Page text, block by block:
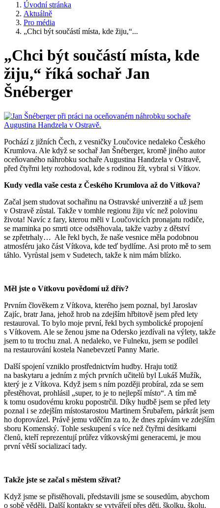
Úvodní stránka
Aktuálně
Pro média
„Chci být součástí místa, kde žiju,“...
„Chci být součástí místa, kde
žiju,“ říká sochař Jan
Šnéberger
Pochází z jižních Čech, z vesničky Loučovice nedaleko Českého
Krumlova. Ale když se sochař Jan Šnéberger, kromě jiného autor
oceňovaného náhrobku sochaře Augustina Handzela v Ostravě,
před čtyřmi lety rozhodoval, kde s rodinou žít, vybral si Vítkov.
Kudy vedla vaše cesta z Českého Krumlova až do Vítkova?
Začal jsem studovat sochařinu na Ostravské univerzitě a už jsem
v Ostravě zůstal. Takže v tomhle regionu žiju víc než polovinu
života! Navíc z fary, kterou měli v Loučovicích pronajatu rodiče,
se maminka po smrti otce odstěhovala, takže vazby z dětství
se zpřetrhaly… Ale řekl bych, že naše vesnice měla podobnou
atmosféru jako část Vítkova, kde teď bydlíme. Asi proto mě to sem
táhlo. Vyrůstal jsem v Sudetech, takže k nim mám blízko.
Měl jste o Vítkovu povědomí už dřív?
Prvním člověkem z Vítkova, kterého jsem poznal, byl Jaroslav
Zajíc, bratr Jana, jehož hrob na zdejším hřbitově jsem před lety
restauroval. To bylo moje první, řekl bych symbolické propojení
s Vítkovem. Ale se ženou jsme na Odersko jezdívali na výlety, takže
jsem to tu trochu znal. A nedaleko, ve Fulneku, jsem se podílel
na restaurování kostela Nanebevzetí Panny Marie.
Další spojení vzniklo prostřednictvím hudby. Hraju totiž
na baskytaru a jedním z mých prvních učitelů byl Lukáš Mužík,
který je z Vítkova. Když jsem s ním později probíral, zda se sem
přestěhovat, prohlásil „super, to je to nejlepší místo“. A tím mě
k tomu osudovému kroku popostrčil. Díky hudbě jsem se před lety
poznal i se zdejším místostarostou Martinem Šrubařem, párkrát jsem
ho doprovázel. Právě jemu vděčím za to, že dnes zpívám ve zdejším
sboru Komenský. Tohle seskupení s více než čtyřmi desítkami
členů, kteří reprezentují průřez vítkovskými generacemi, je mou
první větší socializací tady.
Takže jste se začal s městem sžívat?
Když jsme se přistěhovali, představili jsme se sousedům, abychom
o sobě věděli. Další kontakty se vytvářejí přes děti, školku, školu.